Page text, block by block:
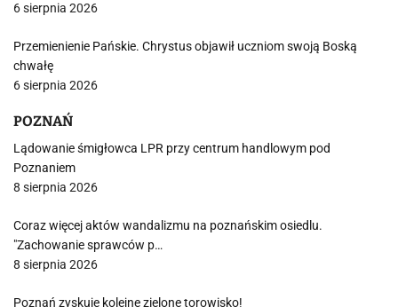
6 sierpnia 2026
Przemienienie Pańskie. Chrystus objawił uczniom swoją Boską
chwałę
6 sierpnia 2026
POZNAŃ
Lądowanie śmigłowca LPR przy centrum handlowym pod
Poznaniem
8 sierpnia 2026
Coraz więcej aktów wandalizmu na poznańskim osiedlu.
"Zachowanie sprawców p…
8 sierpnia 2026
Poznań zyskuje kolejne zielone torowisko!